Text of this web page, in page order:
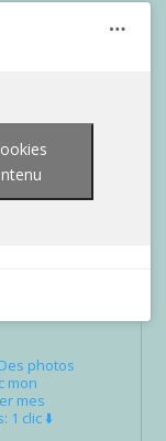
photos
mon
mes
1 clic ⬇️